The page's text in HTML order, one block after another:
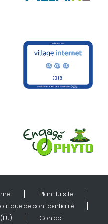
Plan du site
de confidentialité
Contact